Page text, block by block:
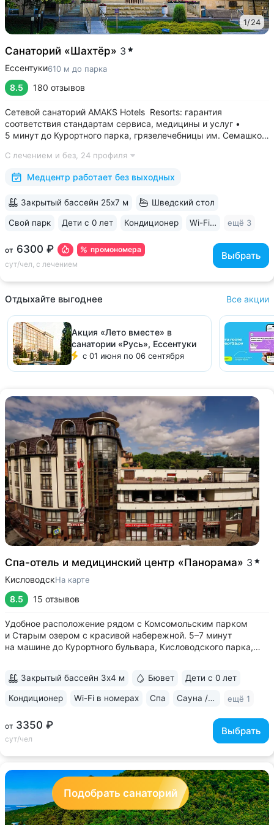
1/24
Санаторий «Шахтёр» 3
Ессентуки610 м до парка
8.5 180 отзывов
Сетевой санаторий AMAKS Hotels Resorts: гарантия
соответствия стандартам сервиса, медицины и услуг •
5 минут до Курортного парка, грязелечебницы им. Семашко,
водой Ессентуки № 4 и № 17 • Главный корпус
«Центральный» — историческое здание...
С лечением и без, 24 профиля
Медцентр работает без выходных
промономера
от 6300 ₽
сут/чел, с лечением
Выбрать
Закрытый бассейн 25х7 м Шведский стол
Свой парк Дети с 0 лет Кондиционер Wi-Fi в номерах ещё 3
Отдыхайте выгоднее Все акции
Акция «Лето вместе» в
санатории «Русь», Ессентуки
с 01 июня по 06 сентября
Спа-отель и медицинский центр «Панорама» 3
КисловодскНа карте
8.5 15 отзывов
Удобное расположение рядом с Комсомольским парком
и Старым озером с красивой набережной. 5–7 минут
на машине до Курортного бульвара, Кисловодского парка,
выбором диагностики и процедур. Медцентр...
от 3350 ₽
сут/чел
Выбрать
Закрытый бассейн 3х4 м Бювет Дети с 0 лет
Кондиционер Wi-Fi в номерах Спа Сауна / хаммам ещё 1
Подобрать санаторий